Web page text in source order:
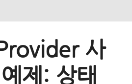
사
제: 상태